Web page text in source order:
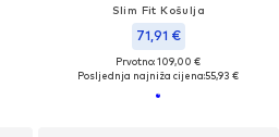
Slim Fit Košulja
71,91 €
Prvotno: 109,00 €
Posljednja najniža cijena:55,93 €